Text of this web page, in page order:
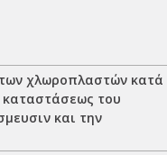
χλωροπλαστών κατά
καταστάσεως του
και την